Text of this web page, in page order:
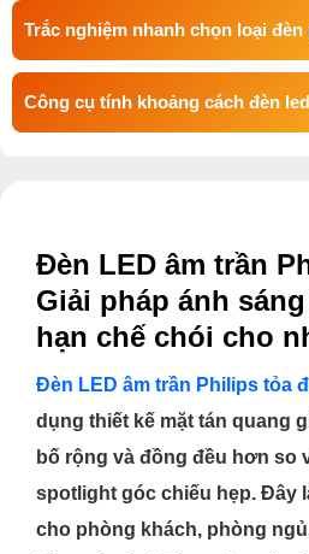
Trắc nghiệm nhanh chọn loại
Công cụ tính khoảng cách đèn
Đèn LED âm trần
Giải pháp ánh
hạn chế chói cho
Đèn LED âm trần Philips tỏa
dụng thiết kế mặt tán quang
bố rộng và đồng đều hơn so
spotlight góc chiếu hẹp. Đây
cho phòng khách, phòng